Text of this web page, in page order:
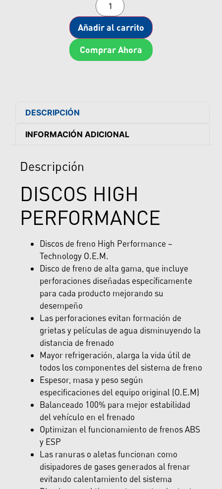
Añadir al carrito
Comprar Ahora
DESCRIPCIÓN
INFORMACIÓN ADICIONAL
Descripción
DISCOS HIGH
PERFORMANCE
Discos de freno High Performance –
Technology O.E.M.
Disco de freno de alta gama, que incluye
perforaciones diseñadas específicamente
para cada producto mejorando su
desempeño
Las perforaciones evitan formación de
grietas y películas de agua disminuyendo la
distancia de frenado
Mayor refrigeración, alarga la vida útil de
todos los componentes del sistema de freno
Espesor, masa y peso según
especificaciones del equipo original (O.E.M)
Balanceado 100% para mejor estabilidad
del vehículo en el frenado
Optimizan el funcionamiento de frenos ABS
y ESP
Las ranuras o aletas funcionan como
disipadores de gases generados al frenar
evitando calentamiento del sistema